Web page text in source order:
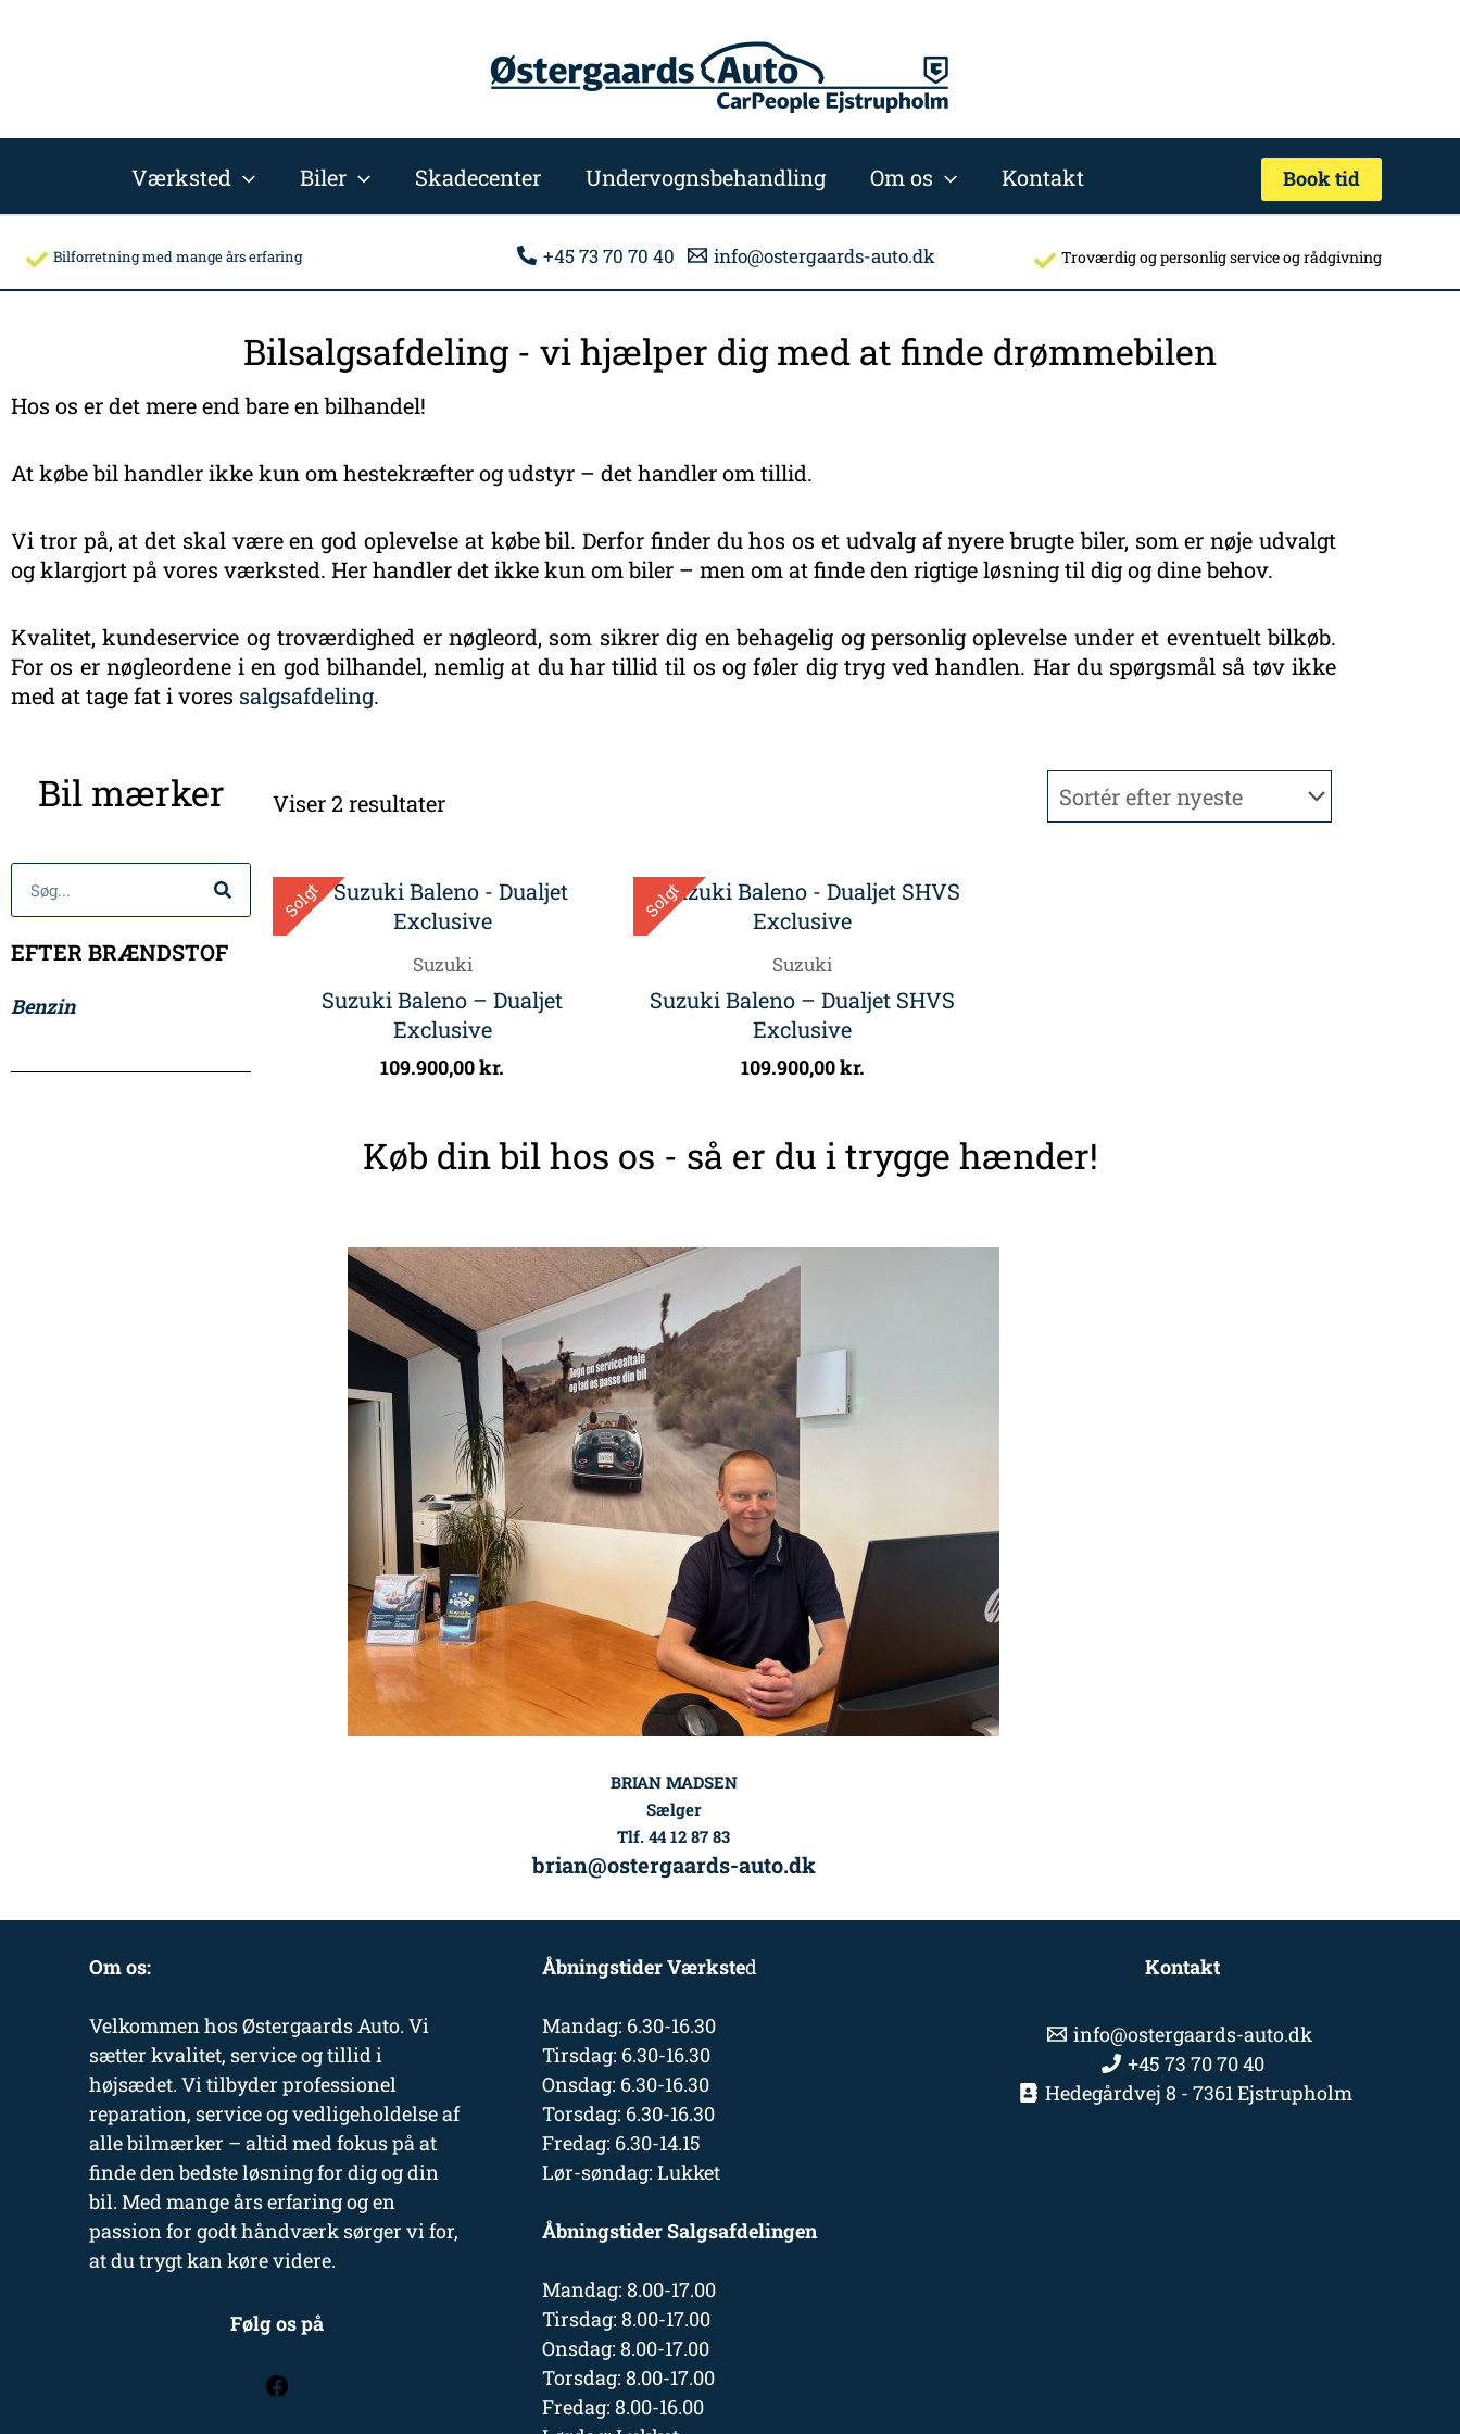
Værksted Biler Skadecenter Undervognsbehandling Om os Kontakt Book tid
Bilforretning med mange års erfaring +45 73 70 70 40 info@ostergaards-auto.dk Troværdig og personlig service og rådgivning
Bilsalgsafdeling - vi hjælper dig med at finde drømmebilen
Hos os er det mere end bare en bilhandel!
At købe bil handler ikke kun om hestekræfter og udstyr – det handler om tillid.
Vi tror på, at det skal være en god oplevelse at købe bil. Derfor finder du hos os et udvalg af nyere brugte biler, som er nøje udvalgt
og klargjort på vores værksted. Her handler det ikke kun om biler – men om at finde den rigtige løsning til dig og dine behov.
Kvalitet, kundeservice og troværdighed er nøgleord, som sikrer dig en behagelig og personlig oplevelse under et eventuelt bilkøb.
For os er nøgleordene i en god bilhandel, nemlig at du har tillid til os og føler dig tryg ved handlen. Har du spørgsmål så tøv ikke
med at tage fat i vores salgsafdeling.
Bil mærker
Søg
EFTER BRÆNDSTOF
Benzin
Viser 2 resultaterefter
Solgt
Suzuki
Suzuki Baleno – Dualjet
Exclusive
109.900,00kr.
Solgt
Suzuki
Suzuki Baleno – Dualjet SHVS
Exclusive
109.900,00kr.
Køb din bil hos os - så er du i trygge hænder!
BRIAN MADSEN
Sælger
Tlf. 44 12 87 83
brian@ostergaards-auto.dk
Om os:
Velkommen hos Østergaards Auto. Vi
sætter kvalitet, service og tillid i
højsædet. Vi tilbyder professionel
reparation, service og vedligeholdelse af
alle bilmærker – altid med fokus på at
finde den bedste løsning for dig og din
bil. Med mange års erfaring og en
passion for godt håndværk sørger vi for,
at du trygt kan køre videre.
Følg os på
Åbningstider Værksted
Mandag: 6.30-16.30
Tirsdag: 6.30-16.30
Onsdag: 6.30-16.30
Torsdag: 6.30-16.30
Fredag: 6.30-14.15
Lør-søndag: Lukket
Åbningstider Salgsafdelingen
Mandag: 8.00-17.00
Tirsdag: 8.00-17.00
Onsdag: 8.00-17.00
Torsdag: 8.00-17.00
Fredag: 8.00-16.00
Kontakt
info@ostergaards-auto.dk
+45 73 70 70 40
Hedegårdvej 8 - 7361 Ejstrupholm